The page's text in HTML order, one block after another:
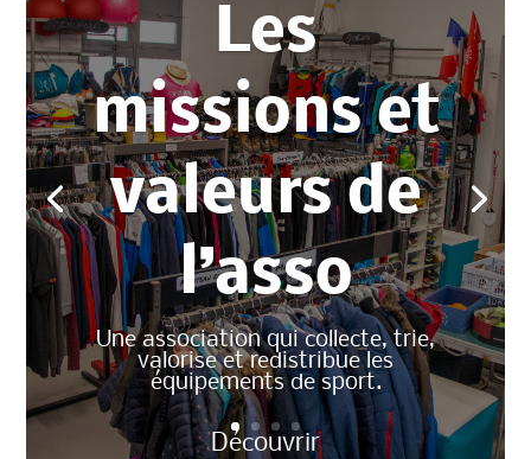
Les
missions et
valeurs de
l’asso
Une association qui collecte, trie,
valorise et redistribue les
équipements de sport.
Découvrir